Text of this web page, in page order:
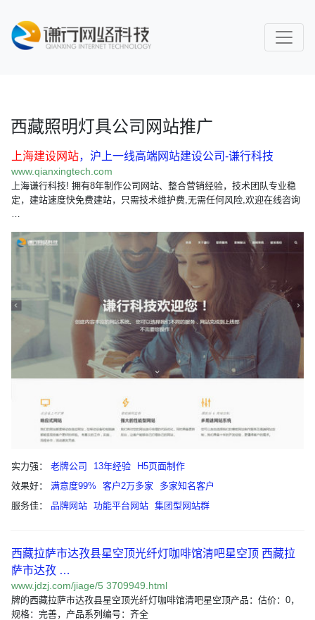
西藏照明灯具公司网站推广
上海建设网站，沪上一线高端网站建设公司-谦行科技
www.qianxingtech.com
上海谦行科技! 拥有8年制作公司网站、整合营销经验，技术团队专业稳
定，建站速度快免费建站，只需技术维护费,无需任何风险,欢迎在线咨询
…
实力强： 老牌公司 13年经验
H5页面制作
效果好：
满意度99% 客户2万多家
多家知名客户
服务佳：
品牌网站 功能平台网站 集团型网站群
西藏拉萨市达孜县星空顶光纤灯咖啡馆清吧星空顶 西藏拉
萨市达孜 …
www.jdzj.com/jiage/5 3709949.html
牌的西藏拉萨市达孜县星空顶光纤灯咖啡馆清吧星空顶产品：估价：0，
规格：完善，产品系列编号：齐全